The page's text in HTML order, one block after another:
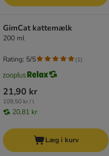
GimCat kattemælk
200 ml
21,90 kr
109,50 kr / l
20,81 kr
Rating: 5/5 (1)
Læg i kurv